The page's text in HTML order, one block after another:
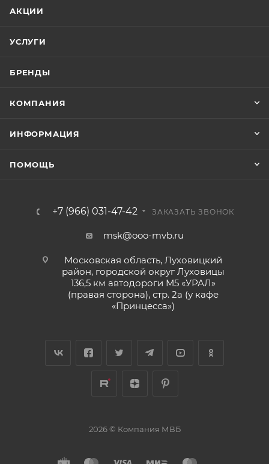
АКЦИИ
УСЛУГИ
БРЕНДЫ
КОМПАНИЯ
ИНФОРМАЦИЯ
ПОМОЩЬ
+7 (966) 031-47-42 ЗАКАЗАТЬ ЗВОНОК
msk@ooo-mvb.ru
Московская область, Луховицкий
район, городской округ Луховицы
136,5 км автодороги М5 «УРАЛ»
(правая сторона), стр. 2а (у кафе
«‎Принцесса»)
2026 © Компания МВБ